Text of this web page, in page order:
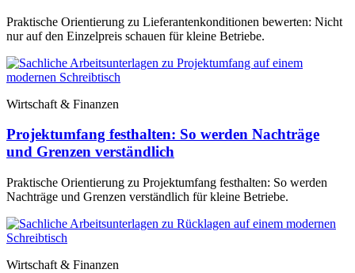
Praktische Orientierung zu Lieferantenkonditionen bewerten: Nicht
nur auf den Einzelpreis schauen für kleine Betriebe.
Wirtschaft & Finanzen
Projektumfang festhalten: So werden Nachträge
und Grenzen verständlich
Praktische Orientierung zu Projektumfang festhalten: So werden
Nachträge und Grenzen verständlich für kleine Betriebe.
Wirtschaft & Finanzen